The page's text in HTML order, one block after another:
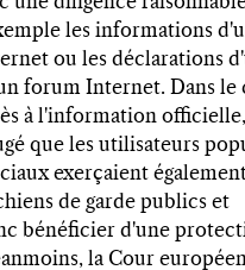
les informations
ou les déclarations
forum Internet. Dans le
à l'information
que les utilisateurs
exerçaient
de garde publics et
bénéficier d'une
la Cour